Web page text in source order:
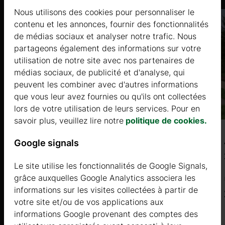
BARTONIA (44+44mm) 10,2×5,1 m, 42
Prix à partir de
20500 €
Plus d'informations
Nous utilisons des cookies pour personnaliser le
contenu et les annonces, fournir des fonctionnalités
de médias sociaux et analyser notre trafic. Nous
partageons également des informations sur votre
utilisation de notre site avec nos partenaires de
médias sociaux, de publicité et d'analyse, qui
peuvent les combiner avec d'autres informations
que vous leur avez fournies ou qu'ils ont collectées
lors de votre utilisation de leurs services. Pour en
savoir plus, veuillez lire notre politique de cookies.
Google signals
Le site utilise les fonctionnalités de Google Signals,
grâce auxquelles Google Analytics associera les
informations sur les visites collectées à partir de
votre site et/ou de vos applications aux
informations Google provenant des comptes des